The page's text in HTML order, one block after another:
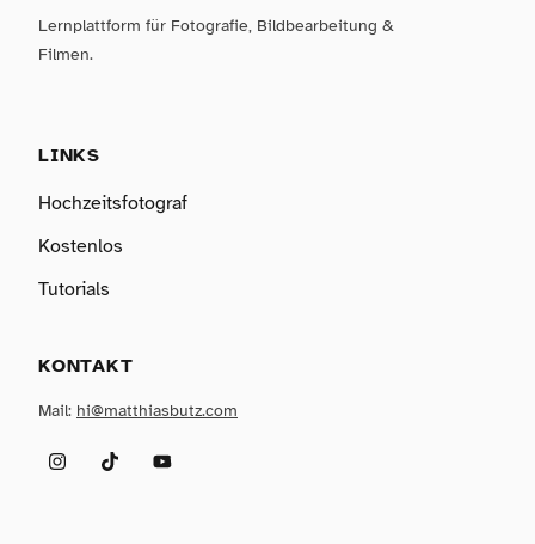
Lernplattform für Fotografie, Bildbearbeitung &
Filmen.
LINKS
Hochzeitsfotograf
Kostenlos
Tutorials
KONTAKT
Mail: hi@matthiasbutz.com
InstagramTikTokYouTube